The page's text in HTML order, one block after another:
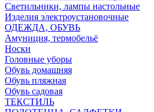
Светильники, лампы настольные
Изделия электроустановочные
ОДЕЖДА, ОБУВЬ
Амуниция, термобельё
Носки
Головные уборы
Обувь домашняя
Обувь пляжная
Обувь садовая
ТЕКСТИЛЬ